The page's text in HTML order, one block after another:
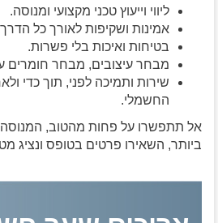
ליווי וייעוץ טכני מקצועי ומנוסה.
אמינות ושקיפות לאורך כל
בטיחות ואיכות בלי פשרות.
מבחר עיצובים, מבחר חומרים
שירות ותמיכה לפני, תוך כדי
החשמלי.
אל תתפשרו על פחות מהטוב, המנוסה,
ביותר, השאירו פרטים בטופס ונציג